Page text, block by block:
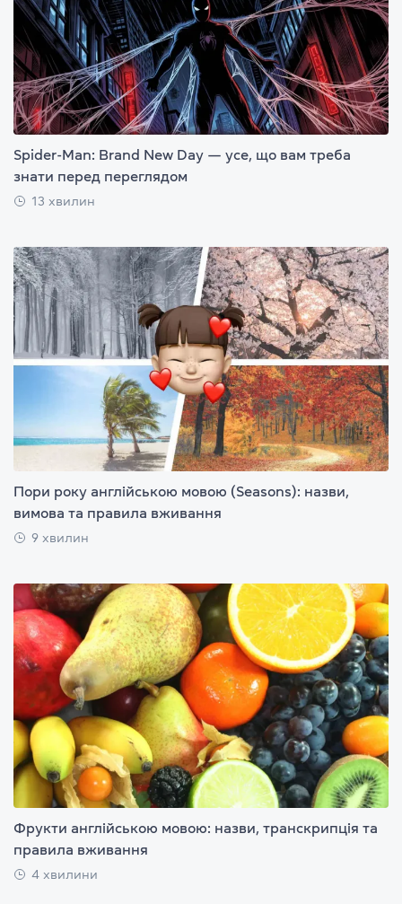
Spider-Man: Brand New Day — усе, що вам треба
знати перед переглядом
13 хвилин
Пори року англійською мовою (Seasons): назви,
вимова та правила вживання
9 хвилин
Фрукти англійською мовою: назви, транскрипція та
правила вживання
4 хвилини